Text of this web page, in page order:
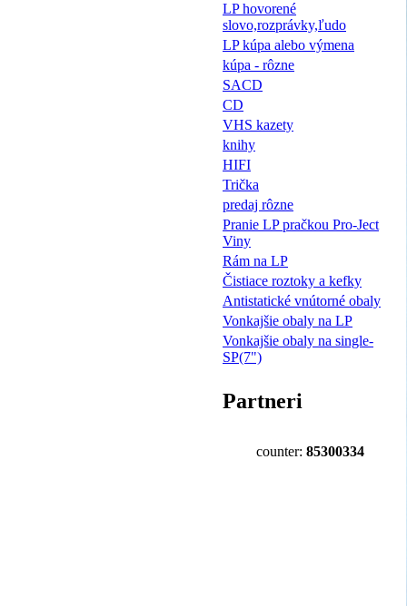
LP hovorené
slovo,rozprávky,ľudo
LP kúpa alebo výmena
kúpa - rôzne
SACD
CD
VHS kazety
knihy
HIFI
Trička
predaj rôzne
Pranie LP pračkou Pro-Ject
Viny
Rám na LP
Čistiace roztoky a kefky
Antistatické vnútorné obaly
Vonkajšie obaly na LP
Vonkajšie obaly na single-
SP(7")
Partneri
counter: 85300334